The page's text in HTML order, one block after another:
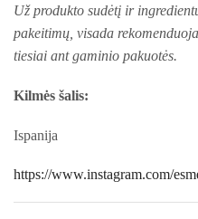
Už produkto sudėtį ir
pakeitimų, visada
tiesiai ant gaminio pakuotės.
Kilmės šalis:
Ispanija
https://www.instagram.com/